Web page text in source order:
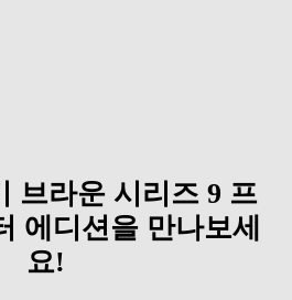
브라운 시리즈 9 프
에디션을 만나보세
요!